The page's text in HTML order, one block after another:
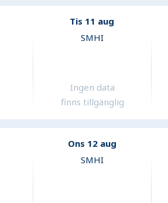
Tis 11 aug
SMHI
Ingen data
finns tillgänglig
Ons 12 aug
SMHI